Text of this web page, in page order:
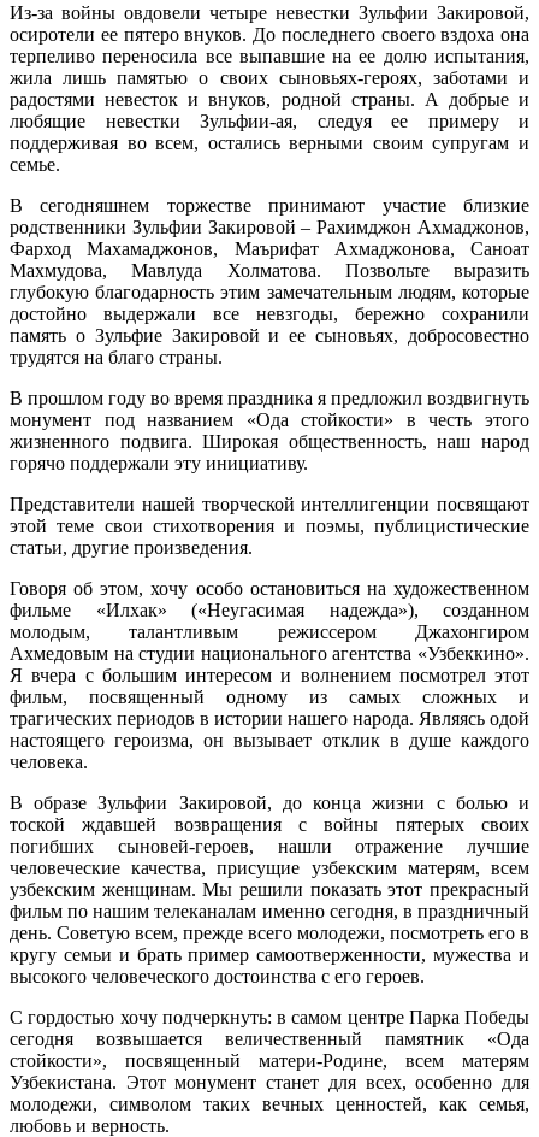
Из-за войны овдовели четыре невестки Зульфии Закировой,
осиротели ее пятеро внуков. До последнего своего вздоха она
терпеливо переносила все выпавшие на ее долю испытания,
жила лишь памятью о своих сыновьях-героях, заботами и
радостями невесток и внуков, родной страны. А добрые и
любящие невестки Зульфии-ая, следуя ее примеру и
поддерживая во всем, остались верными своим супругам и
семье.
В сегодняшнем торжестве принимают участие близкие
родственники Зульфии Закировой – Рахимджон Ахмаджонов,
Фарход Махамаджонов, Маърифат Ахмаджонова, Саноат
Махмудова, Мавлуда Холматова. Позвольте выразить
глубокую благодарность этим замечательным людям, которые
достойно выдержали все невзгоды, бережно сохранили
память о Зульфие Закировой и ее сыновьях, добросовестно
трудятся на благо страны.
В прошлом году во время праздника я предложил воздвигнуть
монумент под названием «Ода стойкости» в честь этого
жизненного подвига. Широкая общественность, наш народ
горячо поддержали эту инициативу.
Представители нашей творческой интеллигенции посвящают
этой теме свои стихотворения и поэмы, публицистические
статьи, другие произведения.
Говоря об этом, хочу особо остановиться на художественном
фильме «Илхак» («Неугасимая надежда»), созданном
молодым, талантливым режиссером Джахонгиром
Ахмедовым на студии национального агентства «Узбеккино».
Я вчера с большим интересом и волнением посмотрел этот
фильм, посвященный одному из самых сложных и
трагических периодов в истории нашего народа. Являясь одой
настоящего героизма, он вызывает отклик в душе каждого
человека.
В образе Зульфии Закировой, до конца жизни с болью и
тоской ждавшей возвращения с войны пятерых своих
погибших сыновей-героев, нашли отражение лучшие
человеческие качества, присущие узбекским матерям, всем
узбекским женщинам. Мы решили показать этот прекрасный
фильм по нашим телеканалам именно сегодня, в праздничный
день. Советую всем, прежде всего молодежи, посмотреть его в
кругу семьи и брать пример самоотверженности, мужества и
высокого человеческого достоинства с его героев.
С гордостью хочу подчеркнуть: в самом центре Парка Победы
сегодня возвышается величественный памятник «Ода
стойкости», посвященный матери-Родине, всем матерям
Узбекистана. Этот монумент станет для всех, особенно для
молодежи, символом таких вечных ценностей, как семья,
любовь и верность.